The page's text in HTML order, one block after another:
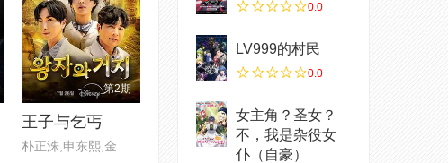
第2期
王子与乞丐
0.0
LV999的村民
0.0
女主角？圣女？
不，我是杂役女
仆（自豪）